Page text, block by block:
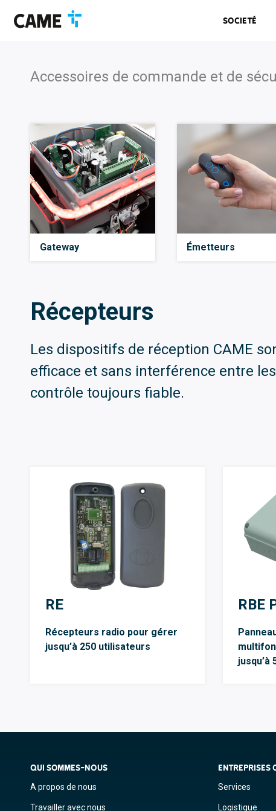
contenu
Societé
Accessoires de commande et de
Gateway Émetteurs
Récepteurs
Les dispositifs de réception CAME
efficace et sans interférence entre
contrôle toujours fiable.
RE
Récepteurs radio pour gérer
jusqu’à 250 utilisateurs
RBE
jusqu’à
QUI SOMMES-NOUS
A propos de nous
Travailler avec nous
ENTREPRISES
Services
Logistique